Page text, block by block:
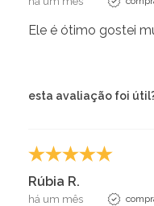
Ele é ótimo gostei
esta avaliação foi
Rúbia R.
há um mês